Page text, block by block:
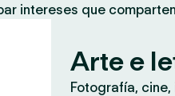
intereses que
Arte e
Fotografía,